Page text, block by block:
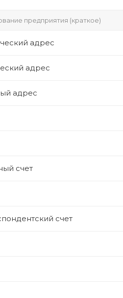
предприятия (краткое)
адрес
адрес
адрес
счет
счет